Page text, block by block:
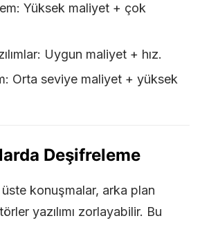
Yüksek maliyet + çok
Uygun maliyet + hız.
Orta seviye maliyet + yüksek
Deşifreleme
konuşmalar, arka plan
yazılımı zorlayabilir. Bu